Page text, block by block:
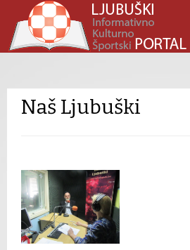
Naš Ljubuški